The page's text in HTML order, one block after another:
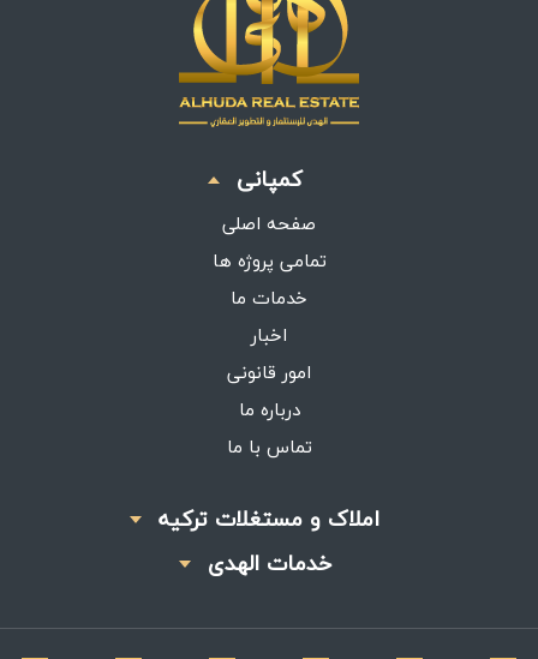
کمپانی
صفحه اصلی
تمامی پروژه ها
خدمات ما
اخبار
امور قانونی
درباره ما
تماس با ما
املاک و مستغلات ترکیه
خدمات الهدی